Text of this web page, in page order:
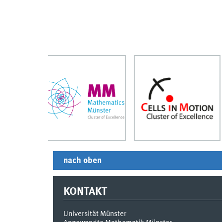
nach oben
KONTAKT
Universität Münster